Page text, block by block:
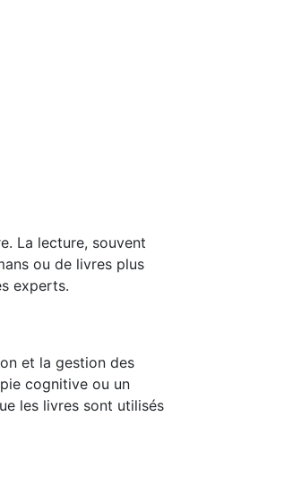
La lecture, souvent
ou de livres plus
experts.
et la gestion des
cognitive ou un
les livres sont utilisés